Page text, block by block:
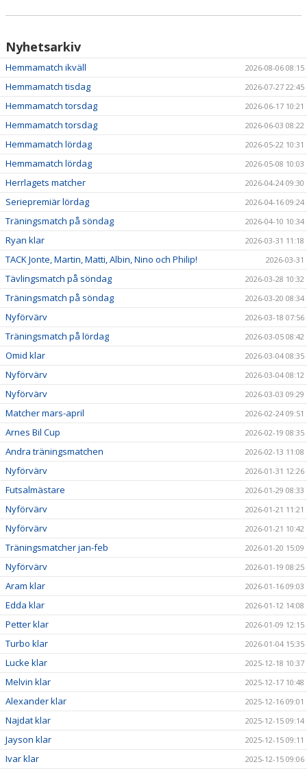
Nyhetsarkiv
Hemmamatch ikväll 2026-08-06 08:15
Hemmamatch tisdag 2026-07-27 22:45
Hemmamatch torsdag 2026-06-17 10:21
Hemmamatch torsdag 2026-06-03 08:22
Hemmamatch lördag 2026-05-22 10:31
Hemmamatch lördag 2026-05-08 10:03
Herrlagets matcher 2026-04-24 09:30
Seriepremiär lördag 2026-04-16 09:24
Träningsmatch på söndag 2026-04-10 10:34
Ryan klar 2026-03-31 11:18
TACK Jonte, Martin, Matti, Albin, Nino och Philip! 2026-03-31
Tävlingsmatch på söndag 2026-03-28 10:32
Träningsmatch på söndag 2026-03-20 08:34
Nyförvärv 2026-03-18 07:56
Träningsmatch på lördag 2026-03-05 08:42
Omid klar 2026-03-04 08:35
Nyförvärv 2026-03-04 08:12
Nyförvärv 2026-03-03 09:29
Matcher mars-april 2026-02-24 09:51
Arnes Bil Cup 2026-02-19 08:35
Andra träningsmatchen 2026-02-13 11:08
Nyförvärv 2026-01-31 12:26
Futsalmästare 2026-01-29 08:33
Nyförvärv 2026-01-21 11:21
Nyförvärv 2026-01-21 10:42
Träningsmatcher jan-feb 2026-01-20 15:09
Nyförvärv 2026-01-19 08:25
Aram klar 2026-01-16 09:03
Edda klar 2026-01-12 14:08
Petter klar 2026-01-09 12:15
Turbo klar 2026-01-04 15:35
Lucke klar 2025-12-18 10:37
Melvin klar 2025-12-17 10:48
Alexander klar 2025-12-16 09:01
Najdat klar 2025-12-15 09:14
Jayson klar 2025-12-15 09:11
Ivar klar 2025-12-15 09:06